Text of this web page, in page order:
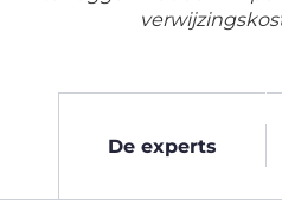
De experts